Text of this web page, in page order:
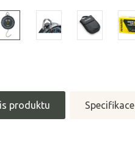
produktu Specifikace